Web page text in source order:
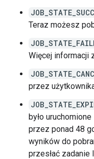
Teraz możesz
Więcej informacji
przez
było
przez ponad 48
wyników do
przesłać